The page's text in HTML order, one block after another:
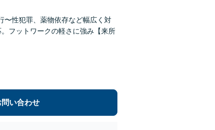
〜性犯罪、薬物依存など幅広く対
フットワークの軽さに強み【来所
問い合わせ